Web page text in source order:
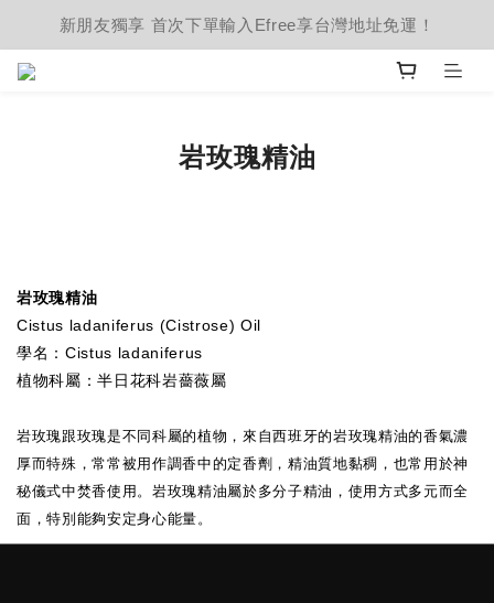
新朋友獨享 首次下單輸入Efree享台灣地址免運！
岩玫瑰精油
岩玫瑰精油
Cistus ladaniferus (Cistrose) Oil
學名：Cistus ladaniferus
植物科屬：半日花科岩薔薇屬
岩玫瑰跟玫瑰是不同科屬的植物，來自西班牙的岩玫瑰精油的香氣濃
厚而特殊，常常被用作調香中的定香劑，精油質地黏稠，也常用於神
秘儀式中焚香使用。岩玫瑰精油屬於多分子精油，使用方式多元而全
面，特別能夠安定身心能量。